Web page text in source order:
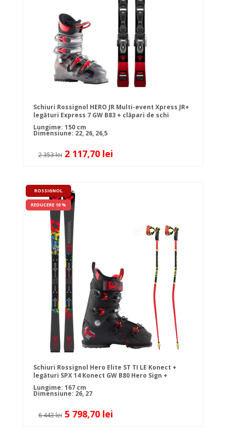
Schiuri Rossignol HERO JR Multi-event Xpress JR+
legături Express 7 GW B83 + clăpari de schi
Rossignol Hero J3 Meteor grey
Lungime: 150 cm
Dimensiune: 22, 26, 26,5
2 353 lei 2 117,70 lei
ROSSIGNOL
REDUCERE 10 %
Schiuri Rossignol Hero Elite ST TI LE Konect +
legături SPX 14 Konect GW B80 Hero Sign +
bocanci de schi Rossignol SPEED 120 HV + bețe
Lungime: 167 cm
Dimensiune: 26, 27
6 443 lei 5 798,70 lei